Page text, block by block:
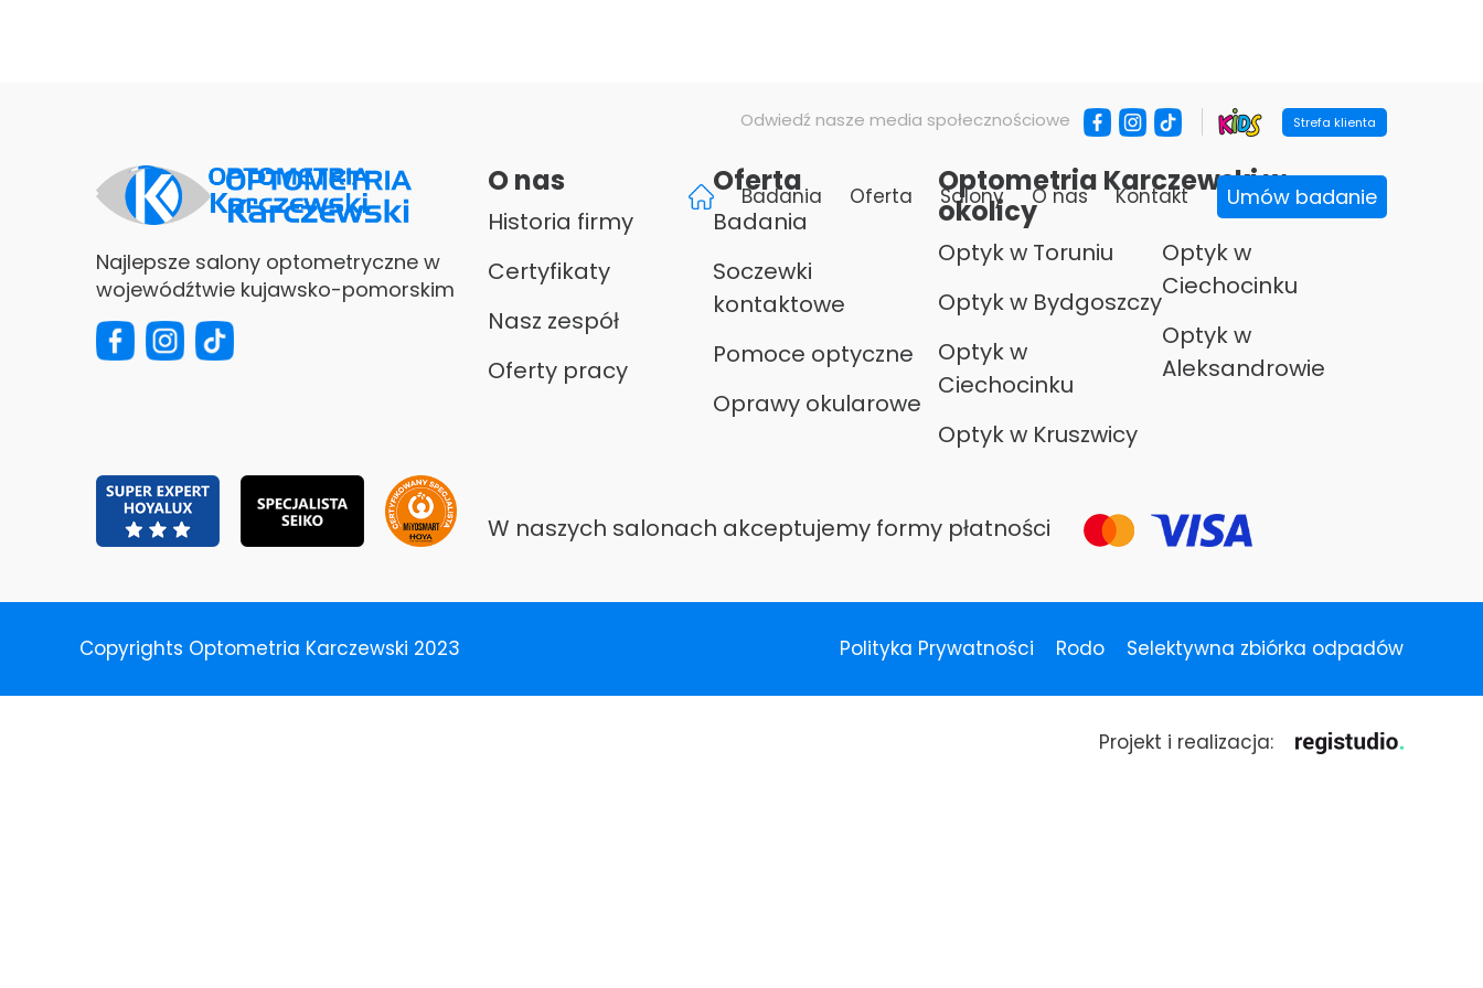
Odwiedź nasze media społecznościowe Strefa klienta
Badania Oferta Salony O nas Kontakt Umów badanie
Najlepsze salony optometryczne w
wojewódźtwie kujawsko-pomorskim
O nas
Historia firmy
Certyfikaty
Nasz zespół
Oferty pracy
Oferta
Badania
Soczewki
kontaktowe
Pomoce optyczne
Oprawy okularowe
Optometria Karczewski w
okolicy
Optyk w Toruniu
Optyk w Bydgoszczy
Optyk w
Ciechocinku
Optyk w Kruszwicy
Optyk w
Ciechocinku
Optyk w
Aleksandrowie
W naszych salonach akceptujemy formy płatności
Copyrights Optometria Karczewski 2023 Polityka Prywatności Rodo Selektywna zbiórka odpadów
Projekt i realizacja: